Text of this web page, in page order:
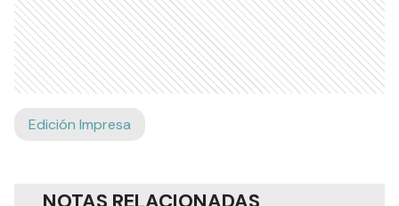
Edición Impresa